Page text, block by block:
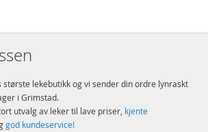
største lekebutikk og vi sender din ordre lynraskt
i Grimstad.
utvalg av leker til lave priser, kjente
god kundeservice!